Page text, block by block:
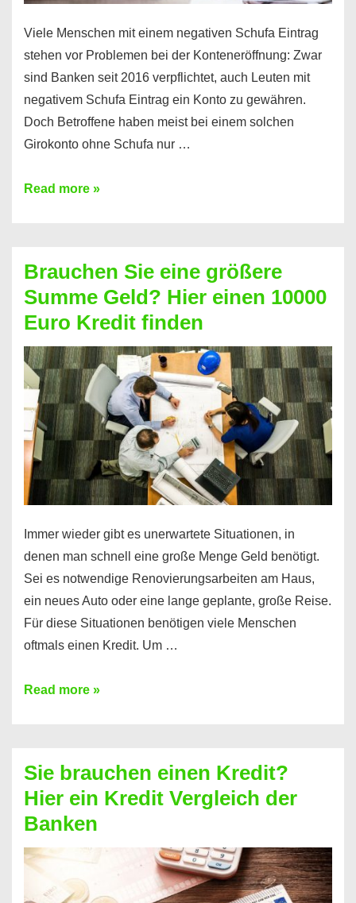
Viele Menschen mit einem negativen Schufa Eintrag
stehen vor Problemen bei der Konteneröffnung: Zwar
sind Banken seit 2016 verpflichtet, auch Leuten mit
negativem Schufa Eintrag ein Konto zu gewähren.
Doch Betroffene haben meist bei einem solchen
Girokonto ohne Schufa nur …
Günstiges
Geht
das
überhaupt?
Na
klar!
Read more »
Brauchen Sie eine größere
Summe Geld? Hier einen 10000
Euro Kredit finden
Immer wieder gibt es unerwartete Situationen, in
denen man schnell eine große Menge Geld benötigt.
Sei es notwendige Renovierungsarbeiten am Haus,
ein neues Auto oder eine lange geplante, große Reise.
Für diese Situationen benötigen viele Menschen
oftmals einen Kredit. Um …
Brauchen
Summe
Geld?
Hier
einen
10000
Euro
Read more »
Sie brauchen einen Kredit?
Hier ein Kredit Vergleich der
Banken